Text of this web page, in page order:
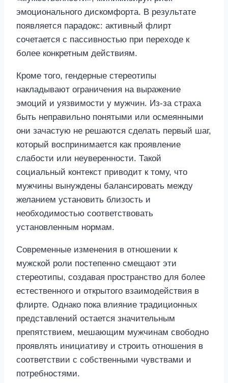
Кроме того, гендерные стереотипы
накладывают ограничения на выражение
эмоций и уязвимости у мужчин. Из-за страха
быть неправильно понятыми или осмеянными
они зачастую не решаются сделать первый шаг,
который воспринимается как проявление
слабости или неуверенности. Такой
социальный контекст приводит к тому, что
мужчины вынуждены балансировать между
желанием установить близость и
необходимостью соответствовать
установленным нормам.
Современные изменения в отношении к
мужской роли постепенно смещают эти
стереотипы, создавая пространство для более
естественного и открытого взаимодействия в
флирте. Однако пока влияние традиционных
представлений остается значительным
препятствием, мешающим мужчинам свободно
проявлять инициативу и строить отношения в
соответствии с собственными чувствами и
потребностями.